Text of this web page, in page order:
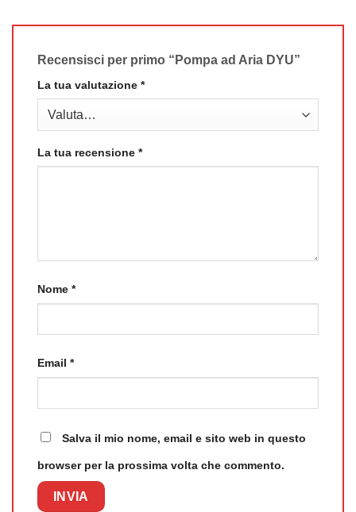
Recensisci per primo “Pompa ad Aria DYU”
La tua valutazione *
La tua recensione *
Nome *
Email *
Salva il mio nome, email e sito web in questo
browser per la prossima volta che commento.